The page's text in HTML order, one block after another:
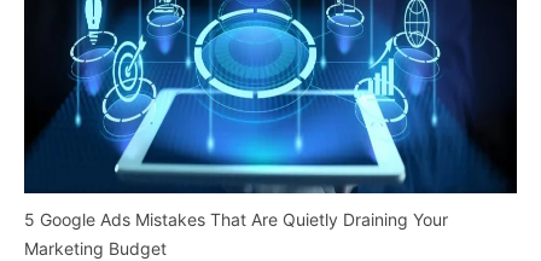
5 Google Ads Mistakes That Are Quietly Draining Your
Marketing Budget